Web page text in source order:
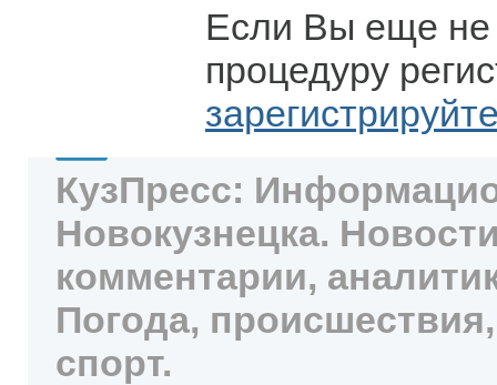
Если Вы еще не
процедуру
КузПресс:
Новокузнецка.
комментарии,
Погода,
спорт.